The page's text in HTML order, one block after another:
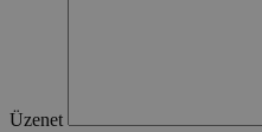
Üzenet